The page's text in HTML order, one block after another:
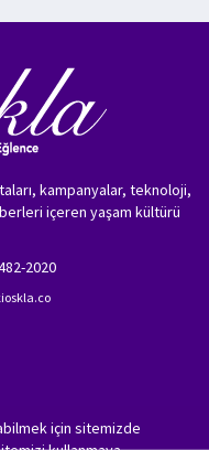
için sitemizde
kampanyalar, teknoloji,
içeren yaşam kültürü
2020